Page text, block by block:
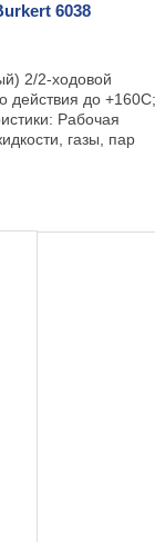
6038
2/2-ходовой
действия до +160С;
Рабочая
газы, пар